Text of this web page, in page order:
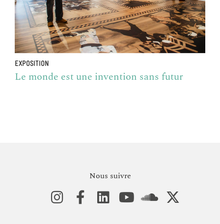
EXPOSITION
Le monde est une invention sans futur
Nous suivre